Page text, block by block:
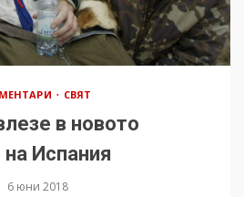
СВЯТ
в новото
Испания
6 юни 2018